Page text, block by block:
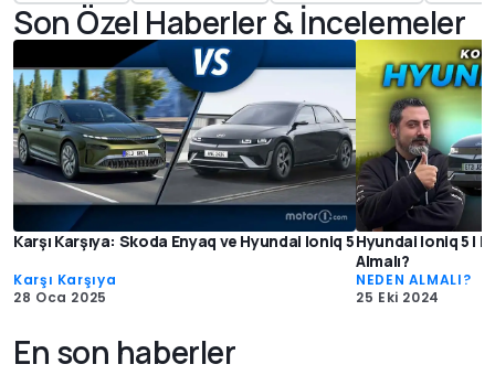
Son Özel Haberler & İncelemeler
Karşı Karşıya: Skoda Enyaq ve Hyundai Ioniq 5
Karşı Karşıya
28 Oca 2025
Hyundai Ioniq 5 |
Almalı?
NEDEN ALMALI?
25 Eki 2024
En son haberler